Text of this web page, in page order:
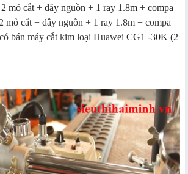
mỏ cắt + dây nguồn + 1 ray 1.8m + compa
mỏ cắt + dây nguồn + 1 ray 1.8m + compa
bán máy cắt kim loại Huawei CG1 -30K (2